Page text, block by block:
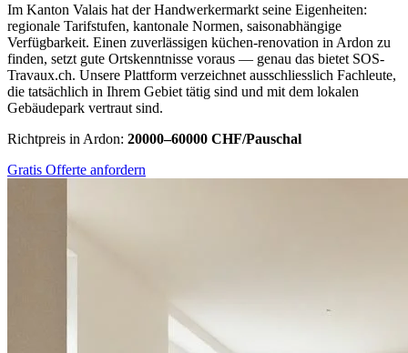
Im Kanton Valais hat der Handwerkermarkt seine Eigenheiten:
regionale Tarifstufen, kantonale Normen, saisonabhängige
Verfügbarkeit. Einen zuverlässigen küchen-renovation in Ardon zu
finden, setzt gute Ortskenntnisse voraus — genau das bietet SOS-
Travaux.ch. Unsere Plattform verzeichnet ausschliesslich Fachleute,
die tatsächlich in Ihrem Gebiet tätig sind und mit dem lokalen
Gebäudepark vertraut sind.
Richtpreis in Ardon: 20000–60000 CHF/Pauschal
Gratis Offerte anfordern